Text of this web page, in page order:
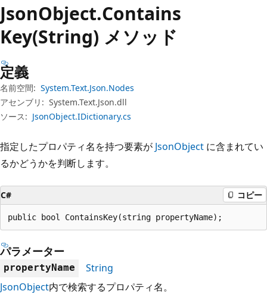
プ
JsonObject.Contains
Key(String) メソッド
定義
名前空間: System.Text.Json.Nodes
アセンブリ: System.Text.Json.dll
ソース: JsonObject.IDictionary.cs
指定したプロパティ名を持つ要素が JsonObject に含まれてい
るかどうかを判断します。
C# コピー
public bool ContainsKey(string propertyName);
パラメーター
propertyName
String
JsonObject内で検索するプロパティ名。